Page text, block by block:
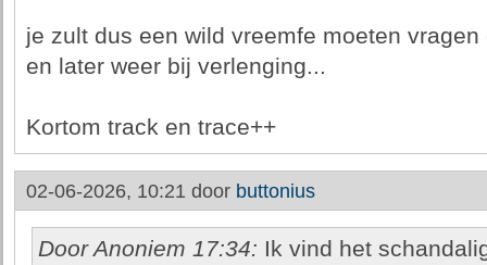
je zult dus een wild vreemfe moeten
en later weer bij verlenging...
Kortom track en trace++
02-06-2026, 10:21 door buttonius
Door Anoniem 17:34: Ik vind het